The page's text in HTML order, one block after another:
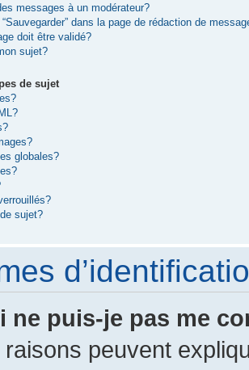
messages à un modérateur?
dans la page de rédaction de
doit être validé?
sujet?
de sujet
globales?
sujet?
ne puis-je pas me
raisons peuvent